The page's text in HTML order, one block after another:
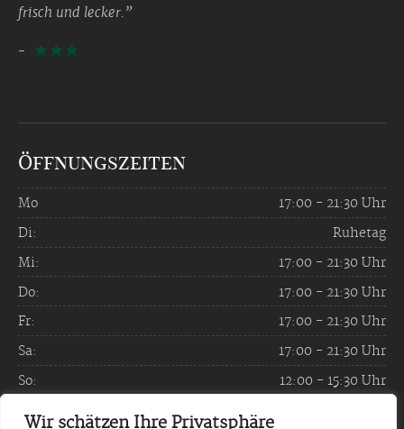
Wir schätzen Ihre Privatsphäre
frisch und lecker.”
-   
Öffnungszeiten
Mo
17:00 - 21:30 Uhr
Di:
Ruhetag
Mi:
17:00 - 21:30 Uhr
Do:
17:00 - 21:30 Uhr
Fr:
17:00 - 21:30 Uhr
Sa:
17:00 - 21:30 Uhr
So:
12:00 - 15:30 Uhr
und 17:00 - 21:30 Uhr